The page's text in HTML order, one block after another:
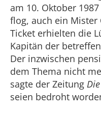
am 10. Oktober
flog, auch ein Mister
Ticket erhielten die
Kapitän der
Der inzwischen
dem Thema nicht
sagte der Zeitung
seien bedroht